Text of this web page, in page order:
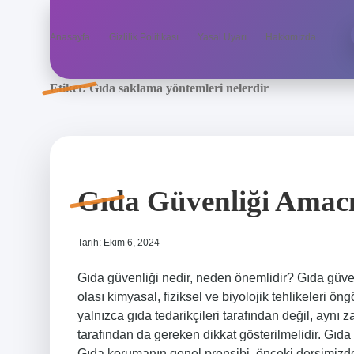
Anasayfa Gizlilik Politikası Yasal Uyarı Hakkımızda
Etiket:Gıda saklama yöntemleri nelerdir
Gıda Güvenliği
Tarih: Ekim 6, 2024
Gıda güvenliği nedir, neden önemlidir? Gıda
olası kimyasal, fiziksel ve biyolojik tehlikeleri
yalnızca gıda tedarikçileri tarafından değil,
tarafından da gereken dikkat gösterilmelidir.